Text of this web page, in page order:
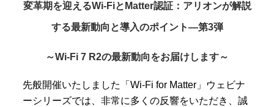
変革期を迎えるWi-FiとMatter認証：アリオンが解説
する最新動向と導入のポイント―第3弾
～Wi-Fi 7 R2の最新動向をお届けします～
先般開催いたしました「Wi-Fi for Matter」ウェビナ
ーシリーズでは、非常に多くの反響をいただき、誠